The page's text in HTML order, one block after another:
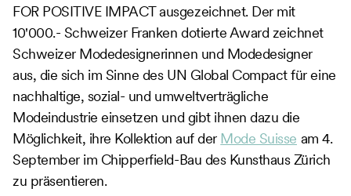
FOR POSITIVE IMPACT ausgezeichnet. Der mit
10'000.- Schweizer Franken dotierte Award zeichnet
Schweizer Modedesignerinnen und Modedesigner
aus, die sich im Sinne des UN Global Compact für eine
nachhaltige, sozial- und umweltverträgliche
Modeindustrie einsetzen und gibt ihnen dazu die
Möglichkeit, ihre Kollektion auf der Mode Suisse am 4.
September im Chipperfield-Bau des Kunsthaus Zürich
zu präsentieren.